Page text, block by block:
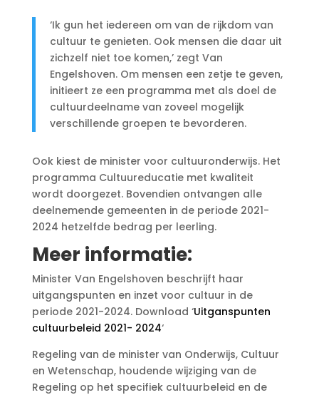
‘Ik gun het iedereen om van de rijkdom van
cultuur te genieten. Ook mensen die daar uit
zichzelf niet toe komen,’ zegt Van
Engelshoven. Om mensen een zetje te geven,
initieert ze een programma met als doel de
cultuurdeelname van zoveel mogelijk
verschillende groepen te bevorderen.
Ook kiest de minister voor cultuuronderwijs. Het
programma Cultuureducatie met kwaliteit
wordt doorgezet. Bovendien ontvangen alle
deelnemende gemeenten in de periode 2021-
2024 hetzelfde bedrag per leerling.
Meer informatie:
Minister Van Engelshoven beschrijft haar
uitgangspunten en inzet voor cultuur in de
periode 2021-2024. Download ‘Uitganspunten
cultuurbeleid 2021- 2024‘
Regeling van de minister van Onderwijs, Cultuur
en Wetenschap, houdende wijziging van de
Regeling op het specifiek cultuurbeleid en de